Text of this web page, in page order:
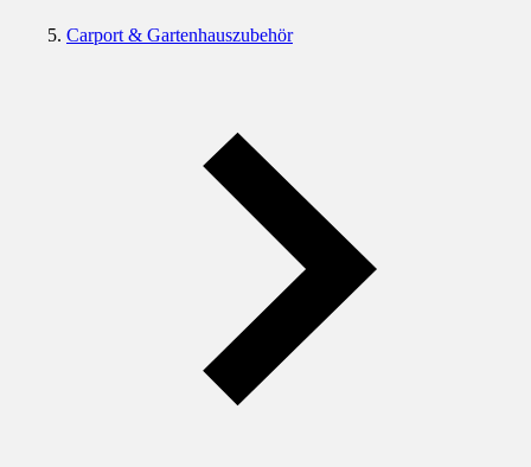
Carport & Gartenhauszubehör